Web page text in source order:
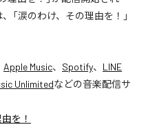
「涙のわけ、その理由を！」
Apple Music、 Spotify、 LINE
Unlimitedなどの音楽配信サ
を！